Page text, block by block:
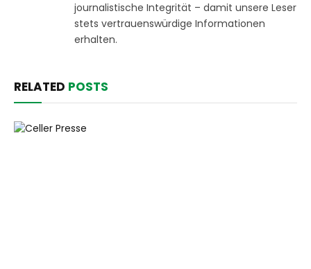
journalistische Integrität – damit unsere Leser
stets vertrauenswürdige Informationen
erhalten.
RELATED POSTS